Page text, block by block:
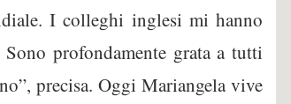
I colleghi inglesi mi hanno
profondamente grata a tutti
precisa. Oggi Mariangela vive